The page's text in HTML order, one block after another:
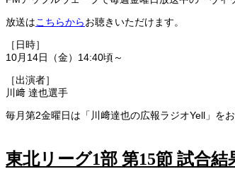
放送はこちらからお聴きいただけます。
［日時］
10月14日（金） 14:40頃～
［出演者］
川﨑 達也選手
毎月第2金曜日は「川﨑達也の広報ラジオYell」をお
東北リーグ1部 第15節 試合結